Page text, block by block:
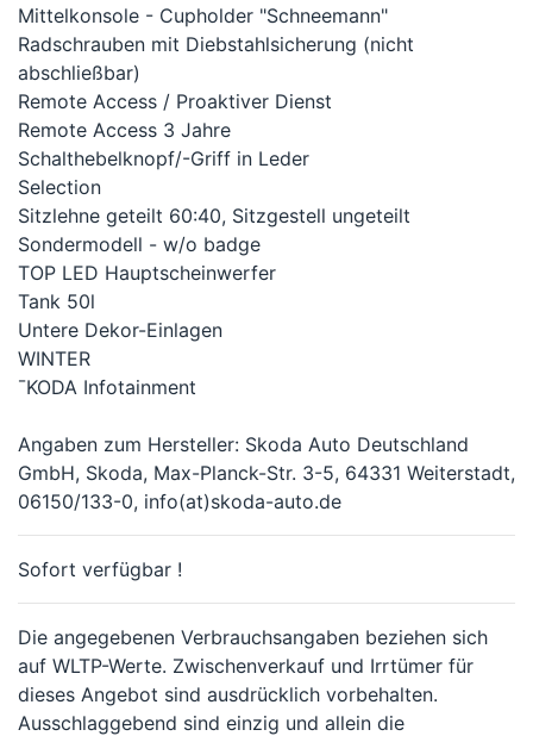
Mittelkonsole - Cupholder "Schneemann"
Radschrauben mit Diebstahlsicherung (nicht
abschließbar)
Remote Access / Proaktiver Dienst
Remote Access 3 Jahre
Schalthebelknopf/-Griff in Leder
Selection
Sitzlehne geteilt 60:40, Sitzgestell ungeteilt
Sondermodell - w/o badge
TOP LED Hauptscheinwerfer
Tank 50l
Untere Dekor-Einlagen
WINTER
¯KODA Infotainment
Angaben zum Hersteller: Skoda Auto Deutschland
GmbH, Skoda, Max-Planck-Str. 3-5, 64331 Weiterstadt,
06150/133-0, info(at)skoda-auto.de
Sofort verfügbar !
Die angegebenen Verbrauchsangaben beziehen sich
auf WLTP-Werte. Zwischenverkauf und Irrtümer für
dieses Angebot sind ausdrücklich vorbehalten.
Ausschlaggebend sind einzig und allein die